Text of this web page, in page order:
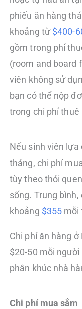
phiếu ăn hàng
khoảng từ$400-
gồm trong phí
(room and board
viên không sử
bạn có thể nộp
trong chi phí thuê
Nếu sinh viên
tháng, chi phí
tùy theo thói
sống. Trung
khoảng $355 mỗi
Chi phí ăn hàng
$20-50 mỗi
phân khúc nhà
Chi phí mua sắm